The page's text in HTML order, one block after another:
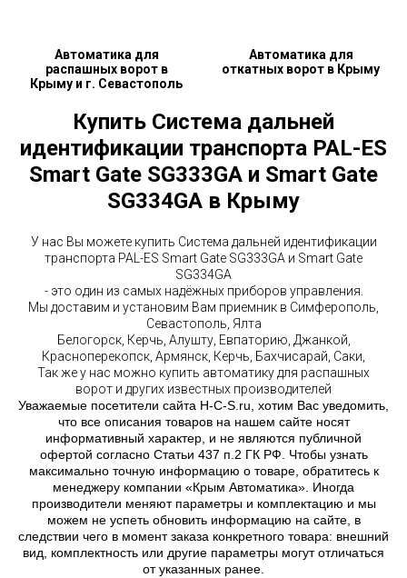
Автоматика для
распашных ворот в
Крыму и г. Севастополь
Автоматика для
откатных ворот в Крыму
Купить Система дальней
идентификации транспорта PAL-ES
Smart Gate SG333GA и Smart Gate
SG334GA в Крыму
У нас Вы можете купить Система дальней идентификации
транспорта PAL-ES Smart Gate SG333GA и Smart Gate
SG334GA
- это один из самых надёжных приборов управления.
Мы доставим и установим Вам приемник в Симферополь,
Севастополь, Ялта
Белогорск, Керчь, Алушту, Евпаторию, Джанкой,
Красноперекопск, Армянск, Керчь, Бахчисарай, Саки,
Так же у нас можно купить автоматику для распашных
ворот и других известных производителей
Уважаемые посетители сайта H-C-S.ru, хотим Вас уведомить,
что все описания товаров на нашем сайте носят
информативный характер, и не являются публичной
офертой согласно Статьи 437 п.2 ГК РФ. Чтобы узнать
максимально точную информацию о товаре, обратитесь к
менеджеру компании «Крым Автоматика». Иногда
производители меняют параметры и комплектацию и мы
можем не успеть обновить информацию на сайте, в
следствии чего в момент заказа конкретного товара: внешний
вид, комплектность или другие параметры могут отличаться
от указанных ранее.